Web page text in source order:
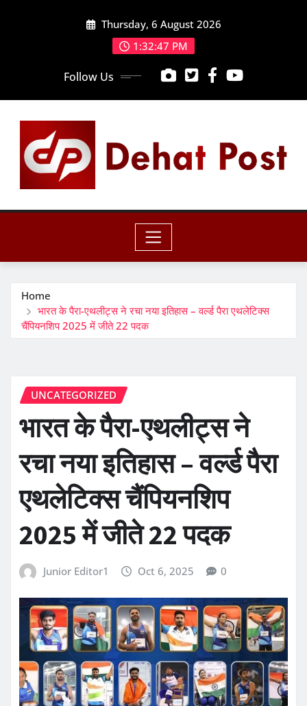
Thursday, 6 August 2026
1:32:48 PM
Follow Us
Home
भारत के पैरा-एथलीट्स ने रचा नया इतिहास – वर्ल्ड पैरा एथलेटिक्स
चैंपियनशिप 2025 में जीते 22 पदक
UNCATEGORIZED
भारत के पैरा-एथलीट्स ने
रचा नया इतिहास – वर्ल्ड पैरा
एथलेटिक्स चैंपियनशिप
2025 में जीते 22 पदक
Junior Editor1 Oct 6, 2025 0